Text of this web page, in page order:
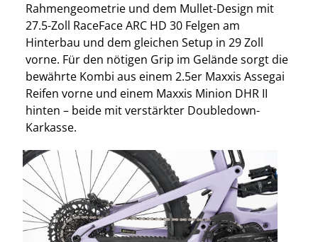
Rahmengeometrie und dem Mullet-Design mit
27.5-Zoll RaceFace ARC HD 30 Felgen am
Hinterbau und dem gleichen Setup in 29 Zoll
vorne. Für den nötigen Grip im Gelände sorgt die
bewährte Kombi aus einem 2.5er Maxxis Assegai
Reifen vorne und einem Maxxis Minion DHR II
hinten – beide mit verstärkter Doubledown-
Karkasse.